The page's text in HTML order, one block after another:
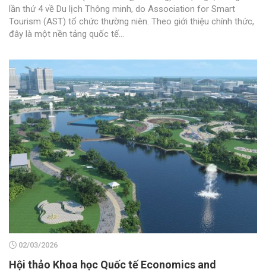
lần thứ 4 về Du lịch Thông minh, do Association for Smart
Tourism (AST) tổ chức thường niên. Theo giới thiệu chính thức,
đây là một nền tảng quốc tế...
02/03/2026
Hội thảo Khoa học Quốc tế Economics and